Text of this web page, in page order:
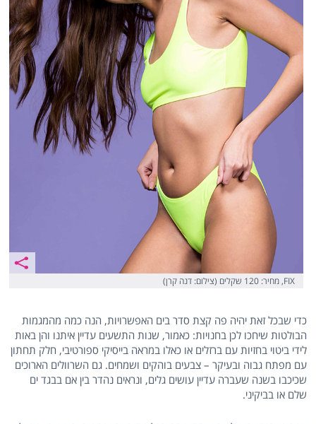
FIX, מחיר: 120 שקלים (צילום: דנה קרן)
כדי שבכל זאת יהיה פה קצת סדר בים האפשרויות, הנה כמה מהמגמות
הבולטות שיחכו לכן בחנויות: כאמור, שנות התשעים עדיין איתנו והן באות
לידי ביטוי בחזיות עם ברזלים או כאלו במראה בייסיקי ספורטיבי, חלק תחתון
עם מפתח גבוה ובעיקר – צבעים בוהקים ושמחים. גם השרוולים הארוכים
שכיכבו בשנה שעברה עדיין עושים גלים, ונראים נהדר בין אם בבגד ים
שלם או בביקיני.